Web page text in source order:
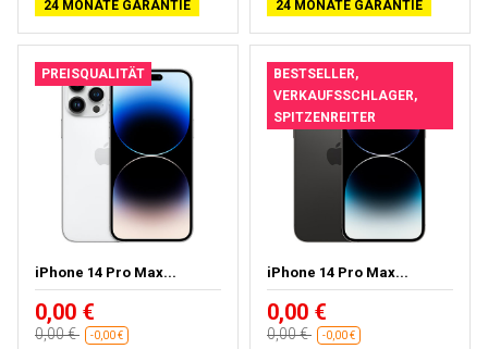
24 MONATE GARANTIE 24 MONATE GARANTIE
PREISQUALITÄT
iPhone 14 Pro Max...
0,00 €
0,00 € -0,00 €
BESTSELLER,
VERKAUFSSCHLAGER,
SPITZENREITER
iPhone 14 Pro Max...
0,00 €
0,00 € -0,00 €